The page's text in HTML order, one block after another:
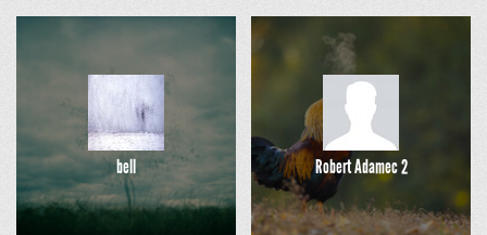
bell Robert Adamec 2